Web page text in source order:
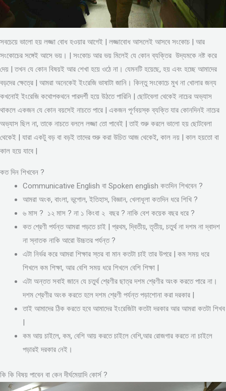
সবচেয়ে ভালো হয় লজ্জা বোধ হওয়ার আগেই | লজ্জাবোধ আসলেই আসবে সংকোচ | আর
সংকোচের সঙ্গেই আসে ভয়। | সংকোচ আর ভয় মিলেই যে কোন ব্যক্তির উদ্যমকে নষ্ট করে
দেয় | তখন যে কোন বিষয়ই আর শেখা হয়ে ওঠে না। যেমনটি হয়েছে, হয় এবং হচ্ছে আমাদের
বড়দের ক্ষেত্রে | আমরা অনেকেই ইংরেজি ভাষাটা জানি। কিন্তু সংকোচে মুখ না খোলার জন্য
কখনোই ইংরেজি কথোপকথনে পারদর্শী হয়ে উঠতে পারিনি | ছোটবেলা থেকেই নাচের অভ্যাস
থাকলে একজন যে কোন বয়সেই নাচতে পারে | একজন পূর্ণবয়স্ক ব্যক্তি যার কোনদিনই নাচের
অভ্যাস ছিল না, তাকে নাচতে বললে লজ্জা তো পাবেই | তাই শুরু করলে ভালো হয় ছোটবেলা
থেকেই | যারা একটু বড় বা বড়ই তাদের শুরু করা উচিত আজ থেকেই, কাল নয় | কাল হয়তো বা
কাল হয়ে যাবে |
কত দিন শিখবেন ?
Communicative English বা Spoken english কতদিন শিখবেন ?
আমরা অংক, বাংলা, ভূগোল, ইতিহাস, বিজ্ঞান, খেলাধূলা কতদিন ধরে শিখি ?
৬ মাস ? ১২ মাস ? না ১ কিংবা ২ বছর ? নাকি বেশ কয়েক বছর ধরে ?
কত শ্রেণী পর্যন্ত আমরা পড়তে চাই | প্রথম, দ্বিতীয়, তৃতীয়, চতুর্থ না দশম না দ্বাদশ
না স্নাতক নাকি আরো উচ্চতর পর্যন্ত ?
এটা নির্ভর করে আমরা শিক্ষার স্তর বা মান কতটা চাই তার উপরে | কম সময় ধরে
শিখলে কম শিক্ষা, আর বেশি সময় ধরে শিখলে বেশি শিক্ষা |
এটা অন্তত সবাই জানে যে চতুর্থ শ্রেণীর ছাত্র দশম শ্রেণীর অংক করতে পারে না।
দশম শ্রেণীর অংক করতে হলে দশম শ্রেণী পর্যন্ত পড়াশোনা করা দরকার |
তাই আমাদের ঠিক করতে হবে আমাদের ইংরেজিটা কতটা দরকার আর আমরা কতটা শিখব
|
কম আয় চাইলে, কম, বেশি আয় করতে চাইলে বেশি,আর রোজগার করতে না চাইলে
পড়ারই দরকার নেই।
কি কি বিষয় পাবেন বা কেন দীর্ঘমেয়াদি কোর্স ?